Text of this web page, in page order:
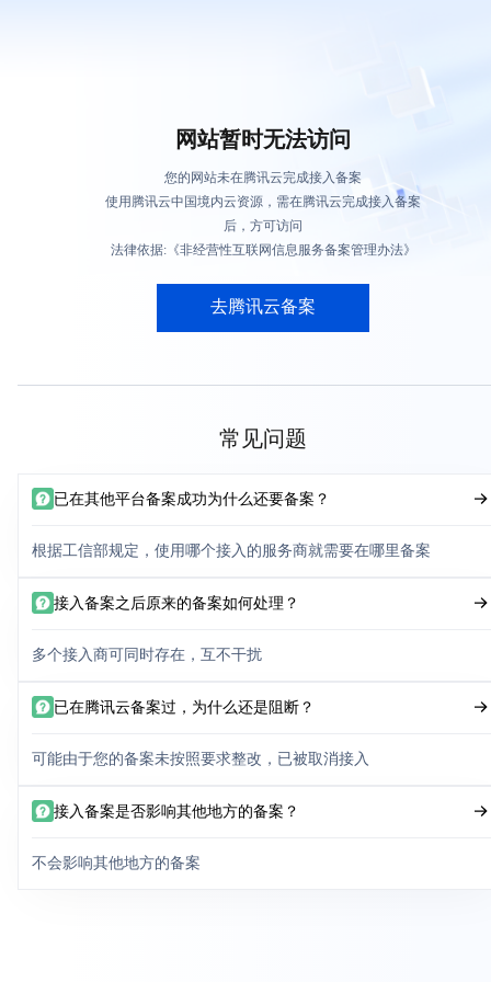
网站暂时无法访问
您的网站未在腾讯云完成接入备案
使用腾讯云中国境内云资源，需在腾讯云完成接入备案
后，方可访问
法律依据:《非经营性互联网信息服务备案管理办法》
去腾讯云备案
常见问题
已在其他平台备案成功为什么还要备案？
根据工信部规定，使用哪个接入的服务商就需要在哪里备案
接入备案之后原来的备案如何处理？
多个接入商可同时存在，互不干扰
已在腾讯云备案过，为什么还是阻断？
可能由于您的备案未按照要求整改，已被取消接入
接入备案是否影响其他地方的备案？
不会影响其他地方的备案